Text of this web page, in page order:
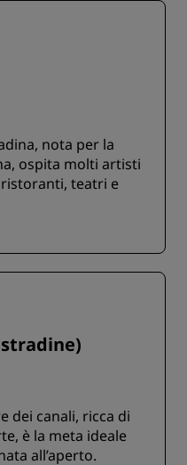
nota per la
ospita molti artisti
teatri e
dei canali, ricca di
è la meta ideale
all’aperto.